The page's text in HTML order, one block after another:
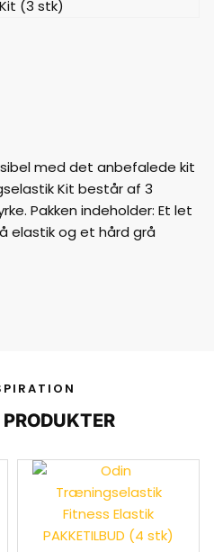
med det anbefalede kit
Kit består af 3
Pakken indeholder: Et let
elastik og et hård grå